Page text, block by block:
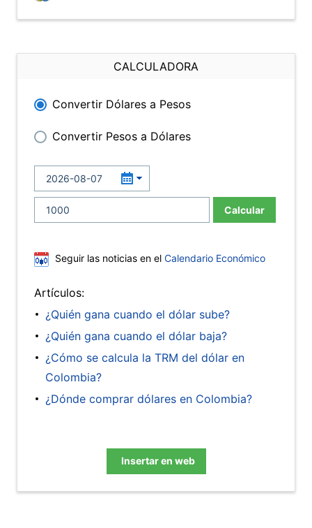
CALCULADORA
Convertir Dólares a Pesos
Convertir Pesos a Dólares
Calcular
Seguir las noticias en el Calendario Económico
Artículos:
¿Quién gana cuando el dólar sube?
¿Quién gana cuando el dólar baja?
¿Cómo se calcula la TRM del dólar en
Colombia?
¿Dónde comprar dólares en Colombia?
Insertar en web